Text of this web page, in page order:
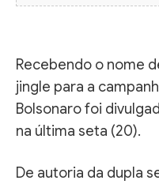
Recebendo o nome
jingle para a
Bolsonaro foi
na última seta (20).
De autoria da dupla